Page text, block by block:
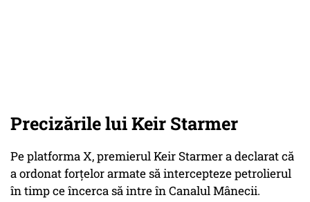
Precizările lui Keir Starmer
Pe platforma X, premierul Keir Starmer a declarat că
a ordonat forțelor armate să intercepteze petrolierul
în timp ce încerca să intre în Canalul Mânecii.